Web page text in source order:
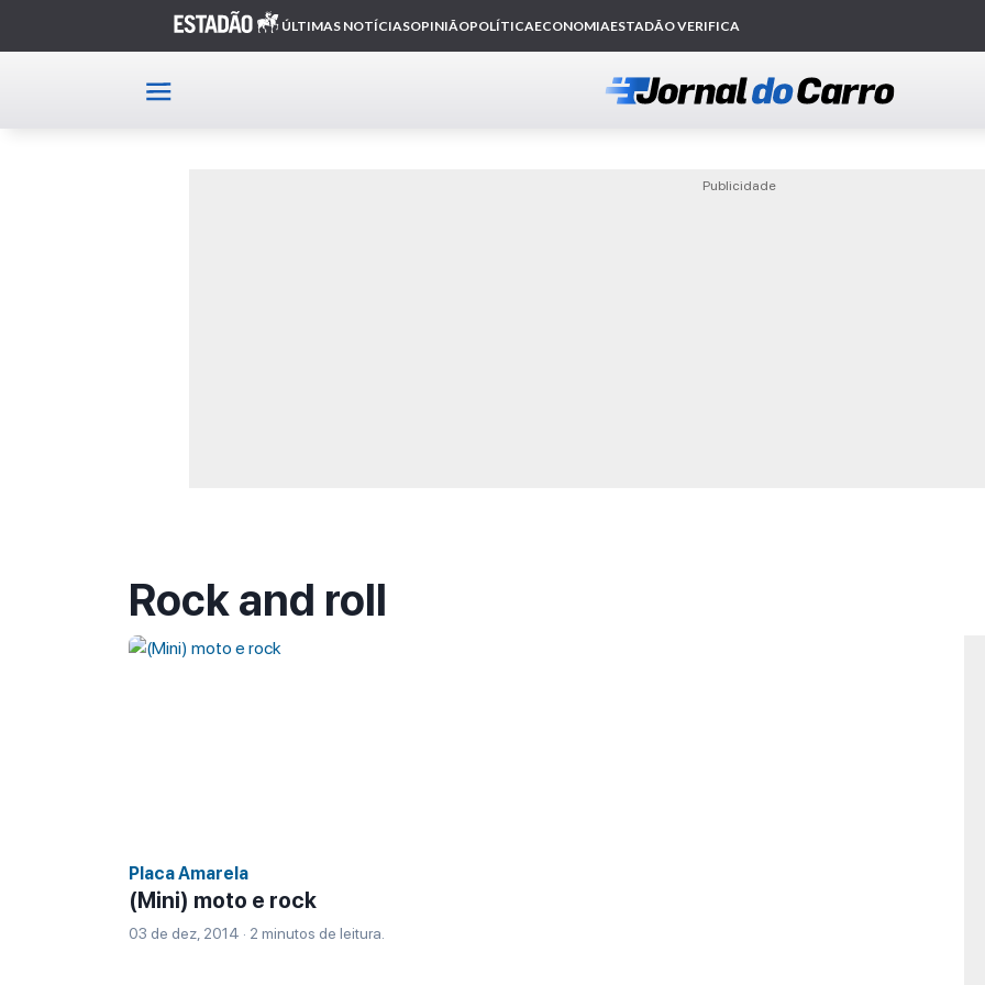
Home
Publicidade
Rock and roll
Placa Amarela
(Mini) moto e rock
03 de dez, 2014 · 2 minutos de leitura.